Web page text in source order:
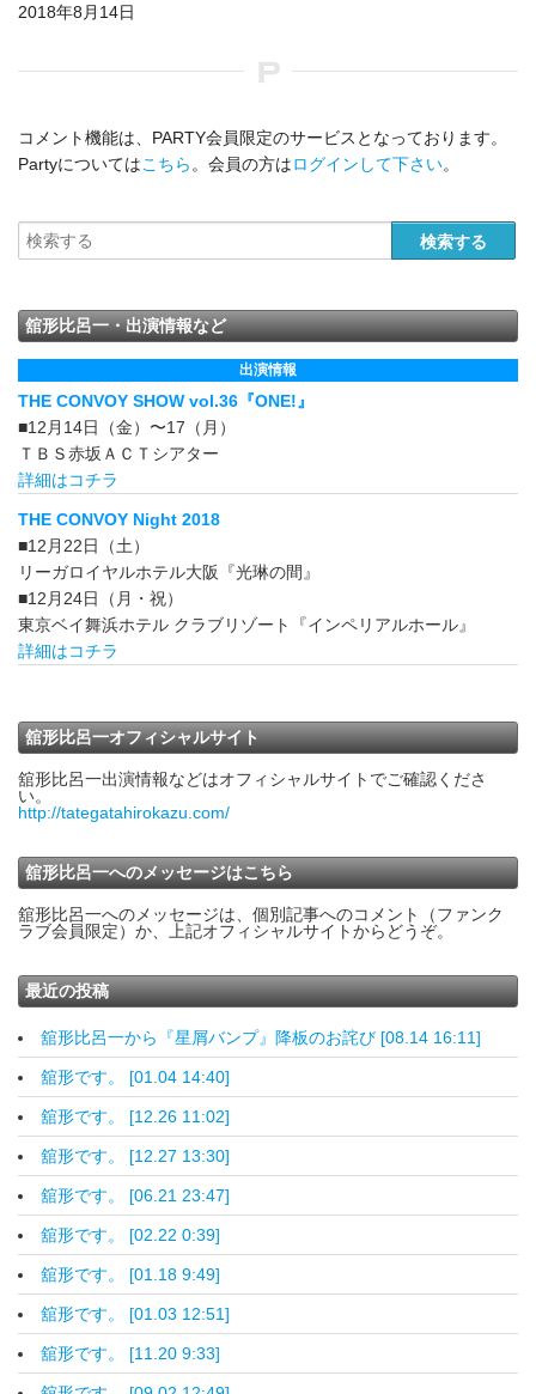
2018年8月14日
コメント機能は、PARTY会員限定のサービスとなっております。
Partyについてはこちら 。会員の方はログインして下さい。
舘形比呂一・出演情報など
出演情報
THE CONVOY SHOW vol.36『ONE!』
■12月14日（金）〜17（月）
ＴＢＳ赤坂ＡＣＴシアター
詳細はコチラ
THE CONVOY Night 2018
■12月22日（土）
リーガロイヤルホテル大阪『光琳の間』
■12月24日（月・祝）
東京ベイ舞浜ホテル クラブリゾート『インペリアルホール』
詳細はコチラ
舘形比呂一オフィシャルサイト
舘形比呂一出演情報などはオフィシャルサイトでご確認くださ
い。
http://tategatahirokazu.com/
舘形比呂一へのメッセージはこちら
舘形比呂一へのメッセージは、個別記事へのコメント（ファンク
ラブ会員限定）か、上記オフィシャルサイトからどうぞ。
最近の投稿
舘形比呂一から『星屑バンプ』降板のお詫び [08.14 16:11]
舘形です。 [01.04 14:40]
舘形です。 [12.26 11:02]
舘形です。 [12.27 13:30]
舘形です。 [06.21 23:47]
舘形です。 [02.22 0:39]
舘形です。 [01.18 9:49]
舘形です。 [01.03 12:51]
舘形です。 [11.20 9:33]